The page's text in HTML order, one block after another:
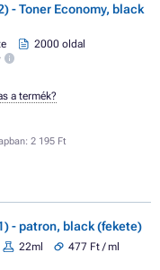
- Toner Economy, black
2000 oldal
2 195 Ft
a termék?
- patron, black (fekete)
22ml
477 Ft / ml